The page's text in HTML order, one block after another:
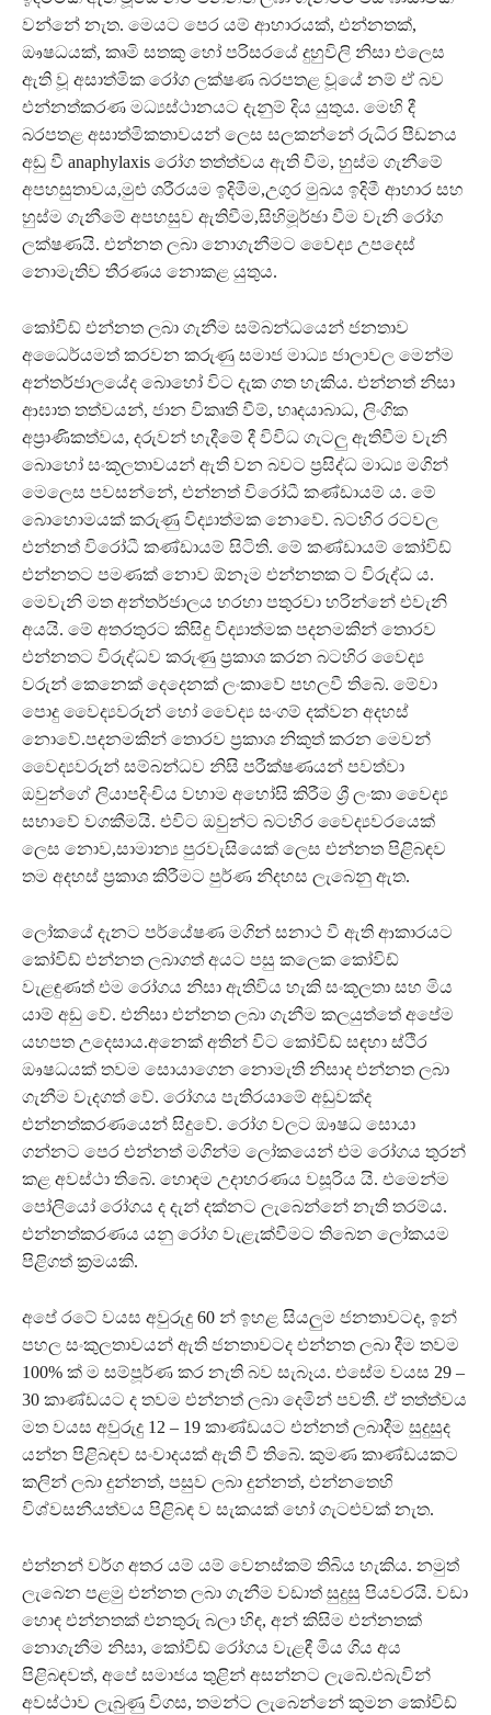
වන්නේ නැත. මෙයට පෙර යම් ආහාරයක්, එන්නතක්,
ඖෂධයක්, කෘමි සතකු හෝ පරිසරයේ දුහුවිලි නිසා එලෙස
ඇති වූ අසාත්මික රෝග ලක්ෂණ බරපතළ වූයේ නම් ඒ බව
එන්නත්කරණ මධ්‍යස්ථානයට දැනුම් දිය යුතුය. මෙහි දී
බරපතළ අසාත්මිකතාවයන් ලෙස සලකන්නේ රුධිර පීඩනය
අඩු වී anaphylaxis රෝග තත්ත්වය ඇති වීම, හුස්ම ගැනීමේ
අපහසුතාවය,මුළු ශරීරයම ඉදිමීම,උගුර මුඛය ඉදිමී ආහාර සහ
හුස්ම ගැනීමේ අපහසුව ඇතිවීම,සිහිමූර්ඡා වීම වැනි රෝග
ලක්ෂණයි. එන්නත ලබා නොගැනීමට වෛද්‍ය උපදෙස්
නොමැතිව තීරණය නොකළ යුතුය.
කෝවිඩ් එන්නත ලබා ගැනීම සම්බන්ධයෙන් ජනතාව
අධෛර්යමත් කරවන කරුණු සමාජ මාධ්‍ය ජාලාවල මෙන්ම
අන්තර්ජාලයේද බොහෝ විට දැක ගත හැකිය. එන්නත් නිසා
ආඝාත තත්වයන්, ජාන විකෘති වීම්, හෘදයාබාධ, ලිංගික
අප්‍රාණිකත්වය, දරුවන් හැදීමේ දී විවිධ ගැටලු ඇතිවීම වැනි
බොහෝ සංකූලතාවයන් ඇති වන බවට ප්‍රසිද්ධ මාධ්‍ය මගින්
මෙලෙස පවසන්නේ, එන්නත් විරෝධී කණ්ඩායම් ය. මේ
බොහොමයක් කරුණු විද්‍යාත්මක නොවේ. බටහිර රටවල
එන්නත් විරෝධී කණ්ඩායම් සිටිති. මේ කණ්ඩායම් කෝවිඩ්
එන්නතට පමණක් නොව ඕනෑම එන්නතක ට විරුද්ධ ය.
මෙවැනි මත අන්තර්ජාලය හරහා පතුරවා හරින්නේ එවැනි
අයයි. මේ අතරතුරට කිසිදු විද්‍යාත්මක පදනමකින් තොරව
එන්නතට විරුද්ධව කරුණු ප්‍රකාශ කරන බටහිර වෛද්‍ය
වරුන් කෙනෙක් දෙදෙනක් ලංකාවේ පහලවී තිබේ. මේවා
පොදු වෛද්‍යවරුන් හෝ වෛද්‍ය සංගම් දක්වන අදහස්
නොවේ.පදනමකින් තොරව ප්‍රකාශ නිකුත් කරන මෙවන්
වෛද්‍යවරුන් සම්බන්ධව නිසි පරීක්ෂණයන් පවත්වා
ඔවුන්ගේ ලියාපදිංචිය වහාම අහෝසි කිරීම ශ්‍රී ලංකා වෛද්‍ය
සභාවේ වගකීමයි. එවිට ඔවුන්ට බටහිර වෛද්‍යවරයෙක්
ලෙස නොව,සාමාන්‍ය පුරවැසියෙක් ලෙස එන්නත පිළිබඳව
තම අදහස් ප්‍රකාශ කිරීමට පුර්ණ නිදහස ලැබෙනු ඇත.
ලෝකයේ දැනට පර්යේෂණ මගින් සනාථ වී ඇති ආකාරයට
කෝවිඩ් එන්නත ලබාගත් අයට පසු කලෙක කෝවිඩ්
වැළඳුණත් එම රෝගය නිසා ඇතිවිය හැකි සංකූලතා සහ මිය
යාම් අඩු වේ. එනිසා එන්නත ලබා ගැනීම කලයුත්තේ අපේම
යහපත උදෙසාය.අනෙක් අතින් විට කෝවිඩ් සඳහා ස්ථිර
ඖෂධයක් තවම සොයාගෙන නොමැති නිසාද එන්නත ලබා
ගැනීම වැදගත් වේ. රෝගය පැතිරයාමේ අඩුවක්ද
එන්නත්කරණයෙන් සිදුවේ. රෝග වලට ඖෂධ සොයා
ගන්නට පෙර එන්නත් මගින්ම ලෝකයෙන් එම රෝගය තුරන්
කළ අවස්ථා තිබේ. හොඳම උදාහරණය වසූරිය යි. එමෙන්ම
පෝලියෝ රෝගය ද දැන් දක්නට ලැබෙන්නේ නැති තරම්ය.
එන්නත්කරණය යනු රෝග වැළැක්වීමට තිබෙන ලෝකයම
පිළිගත් ක්‍රමයකි.
අපේ රටේ වයස අවුරුදු 60 න් ඉහළ සියලුම ජනතාවටද, ඉන්
පහල සංකුලතාවයන් ඇති ජනතාවටද එන්නත ලබා දීම තවම
100% ක් ම සම්පූර්ණ කර නැති බව සැබෑය. එසේම වයස 29 –
30 කාණ්ඩයට ද තවම එන්නත් ලබා දෙමින් පවතී. ඒ තත්ත්වය
මත වයස අවුරුදු 12 – 19 කාණ්ඩයට එන්නත් ලබාදීම සුදුසුද
යන්න පිළිබඳව සංවාදයක් ඇති වී තිබේ. කුමණ කාණ්ඩයකට
කලින් ලබා දුන්නත්, පසුව ලබා දුන්නත්, එන්නතෙහි
විශ්වසනීයත්වය පිළිබඳ ව සැකයක් හෝ ගැටළුවක් නැත.
එන්නන් වර්ග අතර යම් යම් වෙනස්කම් තිබිය හැකිය. නමුත්
ලැබෙන පළමු එන්නත ලබා ගැනීම වඩාත් සුදුසු පියවරයි. වඩා
හොඳ එන්නතක් එනතුරු බලා හිඳ, අන් කිසිම එන්නතක්
නොගැනීම නිසා, කෝවිඩ් රෝගය වැළඳී මිය ගිය අය
පිළිබඳවත්, අපේ සමාජය තුළින් අසන්නට ලැබේ.එබැවින්
අවස්ථාව ලැබුණු විගස, තමන්ට ලැබෙන්නේ කුමන කෝවිඩ්